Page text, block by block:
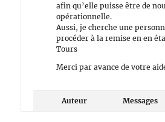
afin qu’elle puisse être de
opérationnelle.
Aussi, je cherche une
procéder à la remise en en
Tours
Merci par avance de votre
Auteur Messages